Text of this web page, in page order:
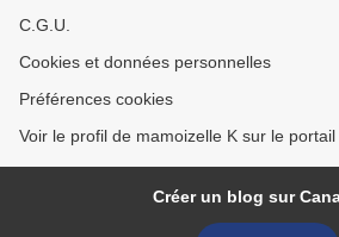
C.G.U.
Cookies et données personnelles
Préférences cookies
Voir le profil de mamoizelle K sur le
Créer un blog sur